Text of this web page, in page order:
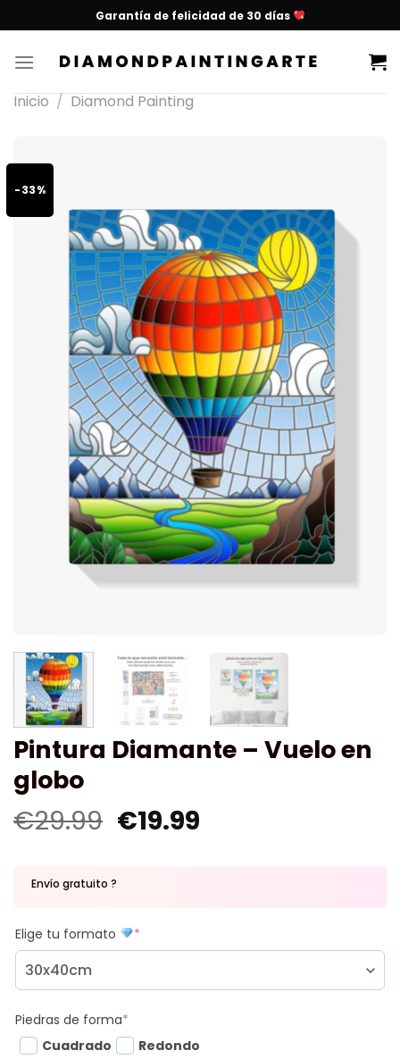
Garantía de felicidad de 30 días
Inicio / Diamond Painting
-33%
Pintura Diamante – Vuelo en
globo
€29.99 €19.99
Envío gratuito ?
Elige tu formato *
Piedras de forma*
Cuadrado
Redondo